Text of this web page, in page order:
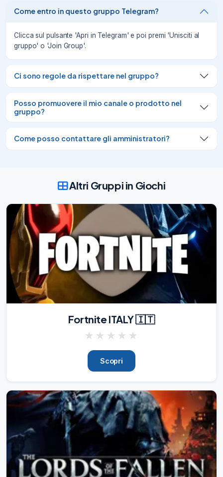
Come entro in questo gruppo Telegram?
Clicca sul pulsante 'Apri in Telegram' e poi premi 'Unisciti al
gruppo' o 'Join Group'.
Ci sono regole da rispettare nel gruppo?
Posso promuovere il mio canale o prodotto nel
gruppo?
Come posso contattare gli amministratori?
Altri Gruppi in Giochi
Fortnite ITALY 🇮🇹
★ ★ ★ ★ ★
Scopri